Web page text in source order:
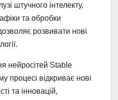
штучного інтелекту,
та обробки
розвивати нові
нейросітей Stable
процесі відкриває нові
та інновацій,